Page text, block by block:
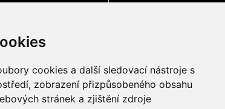
cookies a další sledovací nástroje s
zobrazení přizpůsobeného obsahu
stránek a zjištění zdroje